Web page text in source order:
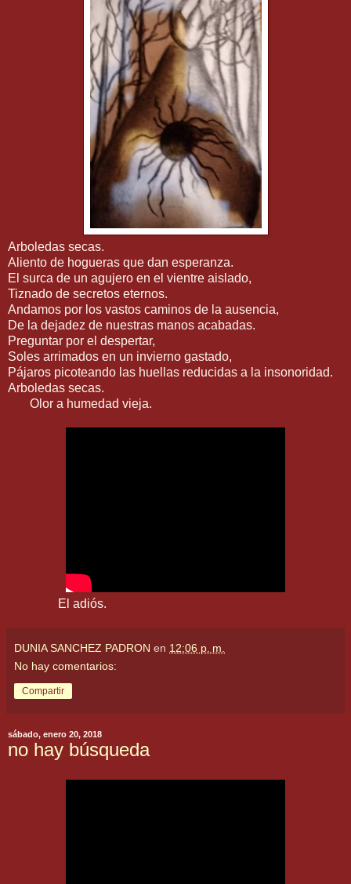
Arboledas secas.
Aliento de hogueras que dan esperanza.
El surca de un agujero en el vientre aislado,
Tiznado de secretos eternos.
Andamos por los vastos caminos de la ausencia,
De la dejadez de nuestras manos acabadas.
Preguntar por el despertar,
Soles arrimados en un invierno gastado,
Pájaros picoteando las huellas reducidas a la insonoridad.
Arboledas secas.
Olor a humedad vieja.
El adiós.
DUNIA SANCHEZ PADRON en 12:06 p. m.
No hay comentarios:
Compartir
sábado, enero 20, 2018
no hay búsqueda